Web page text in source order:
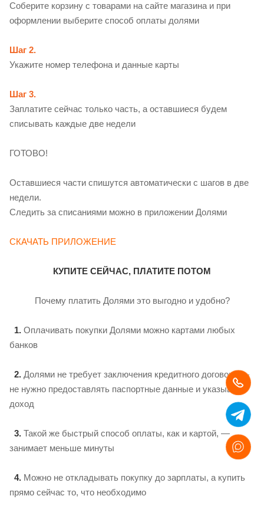
Соберите корзину с товарами на сайте магазина и при
оформлении выберите способ оплаты долями
Шаг 2.
Укажите номер телефона и данные карты
Шаг 3.
Заплатите сейчас только часть, а оставшиеся будем
списывать каждые две недели
ГОТОВО!
Оставшиеся части спишутся автоматически с шагов в две
недели.
Следить за списаниями можно в приложении Долями
СКАЧАТЬ ПРИЛОЖЕНИЕ
КУПИТЕ СЕЙЧАС, ПЛАТИТЕ ПОТОМ
Почему платить Долями это выгодно и удобно?
1. Оплачивать покупки Долями можно картами любых
банков
2. Долями не требует заключения кредитного договора —
не нужно предоставлять паспортные данные и указывать
доход
3. Такой же быстрый способ оплаты, как и картой, —
занимает меньше минуты
4. Можно не откладывать покупку до зарплаты, а купить
прямо сейчас то, что необходимо